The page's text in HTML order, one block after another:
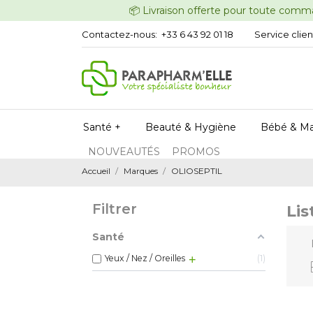
📦 Livraison offerte pour
Contactez-nous: +33 6 43 92 01 18 Service
Santé + Beauté & Hygiène
Bébé &
NOUVEAUTÉS
PROMOS
Accueil Marques OLIOSEPTIL
Filtrer
Santé
Yeux / Nez / Oreilles 1